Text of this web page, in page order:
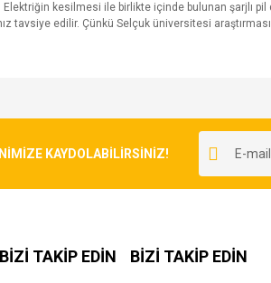
kesilmesi ile birlikte içinde bulunan şarjlı
edilir. Çünkü Selçuk üniversitesi
KAYDOLABİLİRSİNİZ!
BİZİ TAKİP EDİN BİZİ TAKİP EDİN